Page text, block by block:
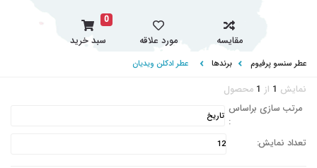
مقایسه مورد علاقه
0
سبد خرید
عطر سنسو پرفیوم برندها عطر ادکلن ویدیان
نمایش 1 از 1 محصول
مرتب سازی براساس
:
تعداد نمایش: